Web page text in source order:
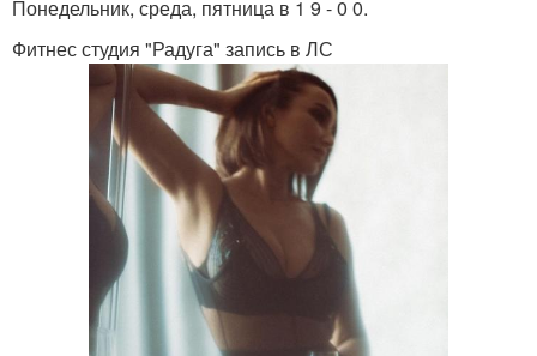
Понедельник, среда, пятница в 1 9 - 0 0.
Фитнес студия "Радуга" запись в ЛС